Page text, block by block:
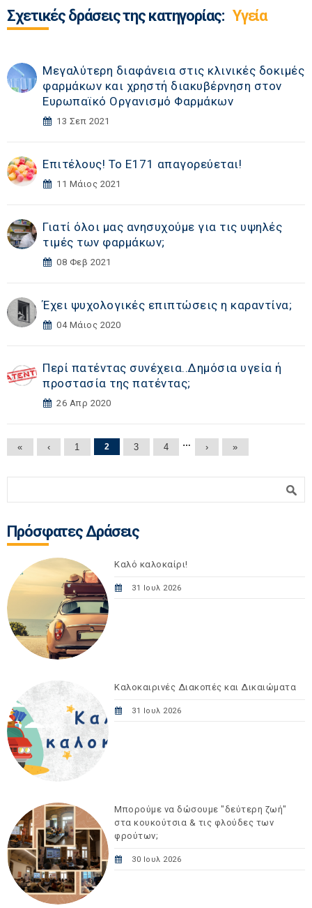
Σχετικές δράσεις της κατηγορίας: Υγεία
Μεγαλύτερη διαφάνεια στις κλινικές δοκιμές
φαρμάκων και χρηστή διακυβέρνηση στον
Ευρωπαϊκό Οργανισμό Φαρμάκων
13 Σεπ 2021
Επιτέλους! Το Ε171 απαγορεύεται!
11 Μάιος 2021
Γιατί όλοι μας ανησυχούμε για τις υψηλές
τιμές των φαρμάκων;
08 Φεβ 2021
Έχει ψυχολογικές επιπτώσεις η καραντίνα;
04 Μάιος 2020
Περί πατέντας συνέχεια..Δημόσια υγεία ή
προστασία της πατέντας;
26 Απρ 2020
Σελίδες
« ‹ 1 2 3 4 … › »
Πρόσφατες Δράσεις
Καλό καλοκαίρι!
31 Ιουλ 2026
Καλοκαιρινές Διακοπές και Δικαιώματα
31 Ιουλ 2026
Μπορούμε να δώσουμε "δεύτερη ζωή"
στα κουκούτσια & τις φλούδες των
φρούτων;
30 Ιουλ 2026